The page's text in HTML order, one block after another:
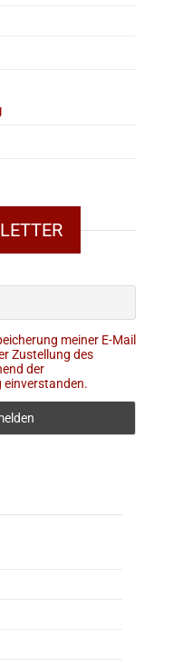
meiner E-Mail
Zustellung des
der
einverstanden.